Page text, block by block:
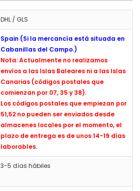
DHL / GLS
Spain (Si la mercancía está situada en
Cabanillas del Campo.)
Nota: Actualmente no realizamos
envíos a las Islas Baleares ni a las Islas
Canarias (códigos postales que
comienzan por 07, 35 y 38).
Los códigos postales que empiezan por
51,52 no pueden ser enviados desde
almacenes locales por el momento, el
plazo de entrega es de unos 14-19 días
laborables.
3-5 días hábiles